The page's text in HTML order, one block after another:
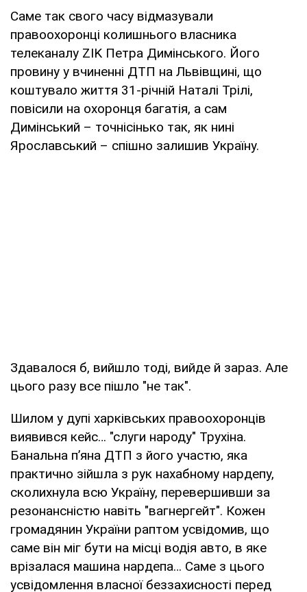
Саме так свого часу відмазували
правоохоронці колишнього власника
телеканалу ZIK Петра Димінського. Його
провину у вчиненні ДТП на Львівщині, що
коштувало життя 31-річній Наталі Трілі,
повісили на охоронця багатія, а сам
Димінський – точнісінько так, як нині
Ярославський – спішно залишив Україну.
Здавалося б, вийшло тоді, вийде й зараз. Але
цього разу все пішло "не так".
Шилом у дупі харківських правоохоронців
виявився кейс… "слуги народу" Трухіна.
Банальна п’яна ДТП з його участю, яка
практично зійшла з рук нахабному нардепу,
сколихнула всю Україну, перевершивши за
резонансністю навіть "вагнергейт". Кожен
громадянин України раптом усвідомив, що
саме він міг бути на місці водія авто, в яке
врізалася машина нардепа… Саме з цього
усвідомлення власної беззахисності перед